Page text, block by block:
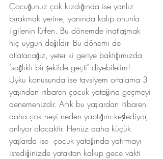
Çocuğunuz çok kızdığında ise yanlız
bırakmak yerine, yanında kalıp onunla
ilgilenin lütfen. Bu dönemde inatlaşmak
hiç uygun değildir. Bu dönemi de
atlatacağız, yeter ki geriye baktığımızda
"sağlıklı bir şekilde geçti" diyebilelim!
Uyku konusunda ise tavsiyem ortalama 3
yaşından itibaren çocuk yatağına geçmeyi
denemenizdir. Artık bu yaşlardan itibaren
daha çok neyi neden yaptığını keşfediyor,
anlıyor olacaktir. Henüz daha küçük
yaşlarda ise  çocuk yatağında yatırmayı
istediğinizde yataktan kalkıp gece vakti